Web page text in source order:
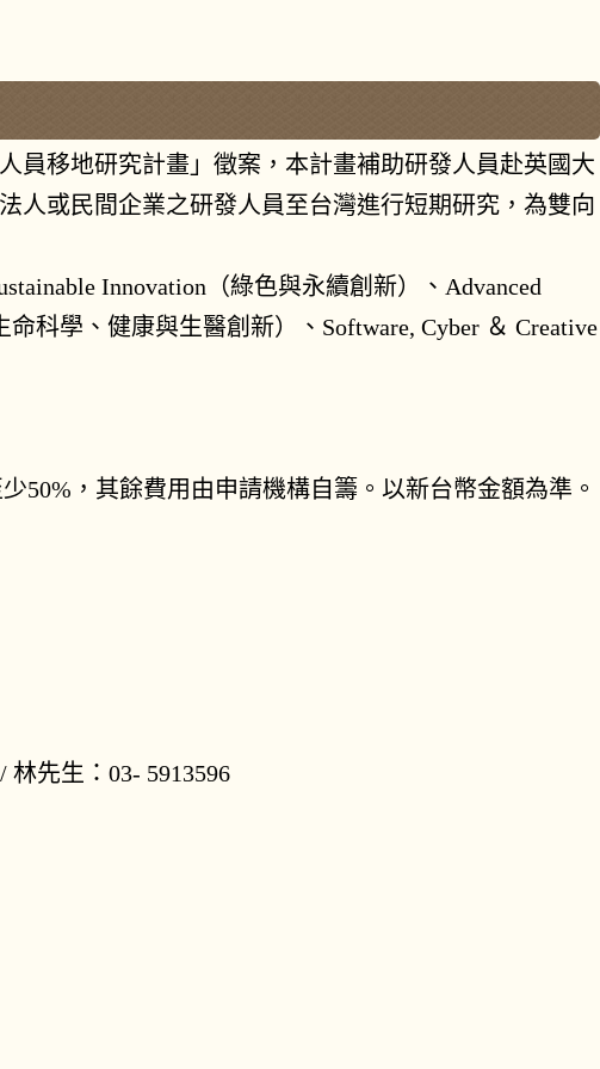
員移地研究計畫」徵案，本計畫補助研發人員赴英國大
人或民間企業之研發人員至台灣進行短期研究，為雙向
Innovation（綠色與永續創新）、Advanced
命科學、健康與生醫創新）、Software, Cyber ＆ Creative
50%，其餘費用由申請機構自籌。以新台幣金額為準。
林先生：03- 5913596